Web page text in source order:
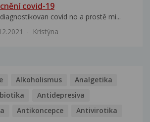
covid-19
covid no a prostě mi...
Kristýna
Alkoholismus
Analgetika
Antidepresiva
Antikoncepce Antivirotika